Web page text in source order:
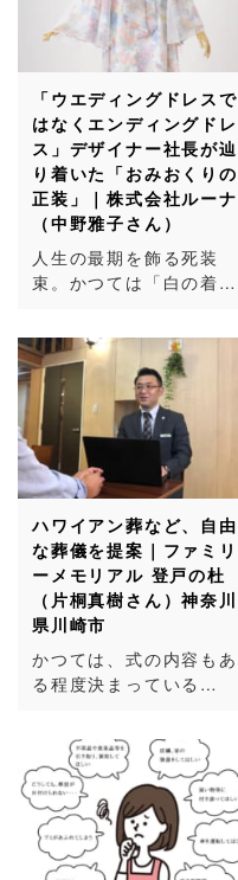
「ウエディングドレスで
はなくエンディングドレ
ス」デザイナー社長が辿
り着いた「おみおくりの
正装」｜株式会社ルーナ
（中野雅子さん）
人生の最期を飾る死装
束。かつては「白の着…
ハワイアン葬など、自由
な葬儀を提案｜ファミリ
ーメモリアル 登戸の杜
（片桐真樹さん）神奈川
県川崎市
かつては、式の内容もあ
る程度決まっている…